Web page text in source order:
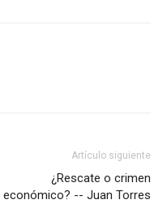
Artículo siguiente
¿Rescate o crimen
económico? -- Juan Torres